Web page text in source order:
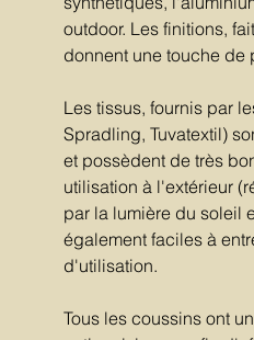
outdoor. Les finitions,
donnent une touche de
Les tissus, fournis par
Spradling, Tuvatextil)
et possèdent de très
utilisation à l'extérieur
par la lumière du soleil
également faciles à
d'utilisation.
Tous les coussins ont